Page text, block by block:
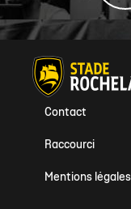
Contact
Raccourci
Mentions légales